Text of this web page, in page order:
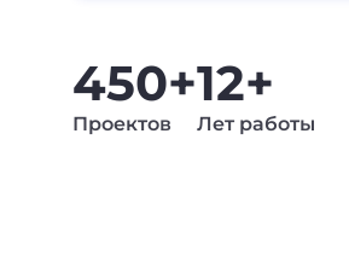
450+
Проектов
12+
Лет работы